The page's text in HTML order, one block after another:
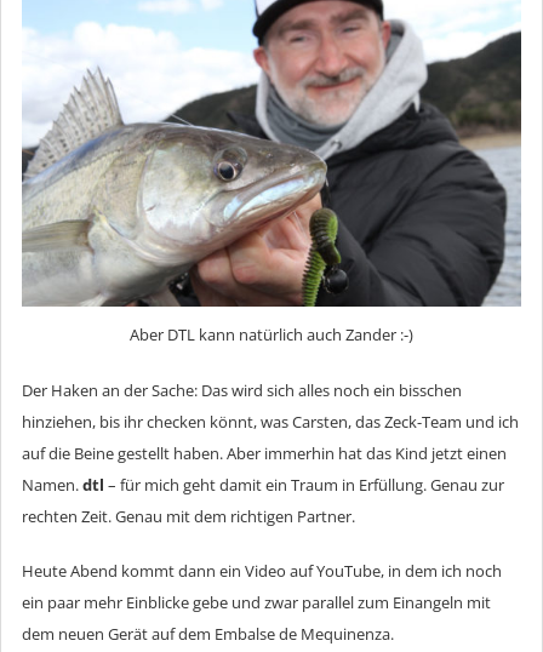
Aber DTL kann natürlich auch Zander :-)
Der Haken an der Sache: Das wird sich alles noch ein bisschen
hinziehen, bis ihr checken könnt, was Carsten, das Zeck-Team und ich
auf die Beine gestellt haben. Aber immerhin hat das Kind jetzt einen
Namen.dtl – für mich geht damit ein Traum in Erfüllung. Genau zur
rechten Zeit. Genau mit dem richtigen Partner.
Heute Abend kommt dann ein Video auf YouTube, in dem ich noch
ein paar mehr Einblicke gebe und zwar parallel zum Einangeln mit
dem neuen Gerät auf dem Embalse de Mequinenza.